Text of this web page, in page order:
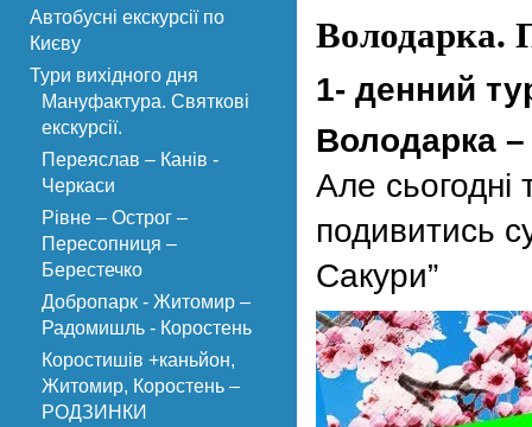
Автобусні екскурсії по
Києву
Тури вихідного дня
Мануфактура. Святкові
екскурсії.
Переяслав – Канів -
Черкаси
Рівне – Острог –
Пересопниця –
Берестечко
Добропарк - Житомир –
Радомишль - Коростень
Коростишів +каньйон,
Житомир, Коростень –
РОДЗИНКИ
Володарка.
1- денний
Володарка –
Але сьогодні
подивитись
Сакури”